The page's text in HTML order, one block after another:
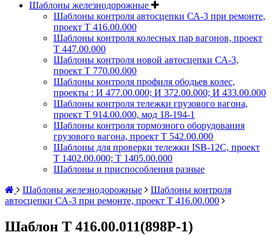
Шаблоны железнодорожные
Шаблоны контроля автосцепки СА-3 при ремонте,
проект Т 416.00.000
Шаблоны контроля колесных пар вагонов, проект
Т 447.00.000
Шаблоны контроля новой автосцепки СА-3,
проект Т 770.00.000
Шаблоны контроля профиля ободьев колес,
проекты : И 477.00.000; И 372.00.000; И 433.00.000
Шаблоны контроля тележки грузового вагона,
проект Т 914.00.000, мод 18-194-1
Шаблоны контроля тормозного оборудования
грузового вагона, проект Т 542.00.000
Шаблоны для проверки тележки ISB-12C, проект
Т 1402.00.000; Т 1405.00.000
Шаблоны и приспособления разные
Шаблоны железнодорожные
Шаблоны контроля
автосцепки СА-3 при ремонте, проект Т 416.00.000
Шаблон Т 416.00.011(898Р-1)